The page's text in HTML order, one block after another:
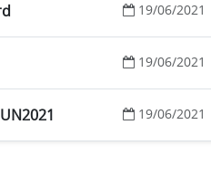
19/06/2021
19/06/2021
19/06/2021